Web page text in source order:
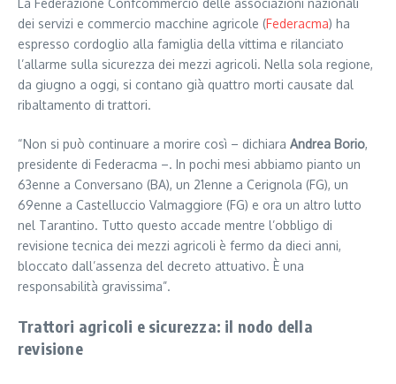
dei servizi e commercio macchine agricole (Federacma) ha
espresso cordoglio alla famiglia della vittima e rilanciato
l’allarme sulla sicurezza dei mezzi agricoli. Nella sola regione,
da giugno a oggi, si contano già quattro morti causate dal
ribaltamento di trattori.
“Non si può continuare a morire così – dichiara Andrea Borio,
presidente di Federacma –. In pochi mesi abbiamo pianto un
63enne a Conversano (BA), un 21enne a Cerignola (FG), un
69enne a Castelluccio Valmaggiore (FG) e ora un altro lutto
nel Tarantino. Tutto questo accade mentre l’obbligo di
revisione tecnica dei mezzi agricoli è fermo da dieci anni,
bloccato dall’assenza del decreto attuativo. È una
responsabilità gravissima”.
Trattori agricoli e sicurezza: il nodo della
revisione